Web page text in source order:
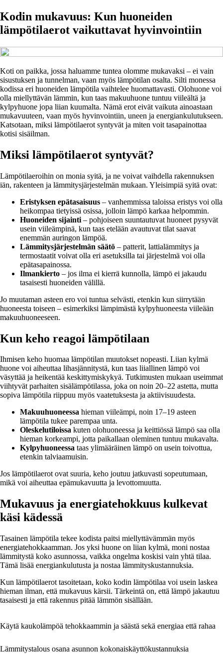
Kodin mukavuus: Kun huoneiden
lämpötilaerot vaikuttavat hyvinvointiin
Koti on paikka, jossa haluamme tuntea olomme mukavaksi – ei vain
sisustuksen ja tunnelman, vaan myös lämpötilan osalta. Silti monessa
kodissa eri huoneiden lämpötila vaihtelee huomattavasti. Olohuone voi
olla miellyttävän lämmin, kun taas makuuhuone tuntuu viileältä ja
kylpyhuone jopa liian kuumalta. Nämä erot eivät vaikuta ainoastaan
mukavuuteen, vaan myös hyvinvointiin, uneen ja energiankulutukseen.
Katsotaan, miksi lämpötilaerot syntyvät ja miten voit tasapainottaa
kotisi sisäilman.
Miksi lämpötilaerot syntyvät?
Lämpötilaeroihin on monia syitä, ja ne voivat vaihdella rakennuksen
iän, rakenteen ja lämmitysjärjestelmän mukaan. Yleisimpiä syitä ovat:
Eristyksen epätasaisuus – vanhemmissa taloissa eristys voi olla
heikompaa tietyissä osissa, jolloin lämpö karkaa helpommin.
Huoneiden sijainti – pohjoiseen suuntautuvat huoneet pysyvät
usein viileämpinä, kun taas etelään avautuvat tilat saavat
enemmän auringon lämpöä.
Lämmitysjärjestelmän säätö – patterit, lattialämmitys ja
termostaatit voivat olla eri asetuksilla tai järjestelmä voi olla
epätasapainossa.
Ilmankierto – jos ilma ei kierrä kunnolla, lämpö ei jakaudu
tasaisesti huoneiden välillä.
Jo muutaman asteen ero voi tuntua selvästi, etenkin kun siirrytään
huoneesta toiseen – esimerkiksi lämpimästä kylpyhuoneesta viileään
makuuhuoneeseen.
Kun keho reagoi lämpötilaan
Ihmisen keho huomaa lämpötilan muutokset nopeasti. Liian kylmä
huone voi aiheuttaa lihasjännitystä, kun taas liiallinen lämpö voi
väsyttää ja heikentää keskittymiskykyä. Tutkimusten mukaan useimmat
viihtyvät parhaiten sisälämpötilassa, joka on noin 20–22 astetta, mutta
sopiva lämpötila riippuu myös vaatetuksesta ja aktiivisuudesta.
Makuuhuoneessa hieman viileämpi, noin 17–19 asteen
lämpötila tukee parempaa unta.
Oleskelutiloissa kuten olohuoneessa ja keittiössä lämpö saa olla
hieman korkeampi, jotta paikallaan oleminen tuntuu mukavalta.
Kylpyhuoneessa taas ylimääräinen lämpö on usein toivottua,
etenkin talviaamuisin.
Jos lämpötilaerot ovat suuria, keho joutuu jatkuvasti sopeutumaan,
mikä voi aiheuttaa epämukavuutta ja levottomuutta.
Mukavuus ja energiatehokkuus kulkevat
käsi kädessä
Tasainen lämpötila tekee kodista paitsi miellyttävämmän myös
energiatehokkaamman. Jos yksi huone on liian kylmä, moni nostaa
lämmitystä koko asunnossa, vaikka ongelma koskisi vain yhtä tilaa.
Tämä lisää energiankulutusta ja nostaa lämmityskustannuksia.
Kun lämpötilaerot tasoitetaan, koko kodin lämpötilaa voi usein laskea
hieman ilman, että mukavuus kärsii. Tärkeintä on, että lämpö jakautuu
tasaisesti ja että rakennus pitää lämmön sisällään.
Käytä kaukolämpöä tehokkaammin ja säästä sekä energiaa että rahaa
Lämmitystalous osana asunnon kokonaiskäyttökustannuksia